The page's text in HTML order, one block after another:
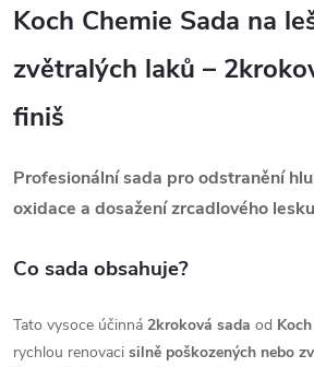
Koch Chemie Sada na
zvětralých laků –
finiš
Profesionální sada pro odstranění
oxidace a dosažení zrcadlového lesku
Co sada obsahuje?
Tato vysoce účinná 2kroková sada od
rychlou renovaci silně poškozených nebo